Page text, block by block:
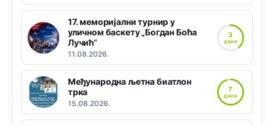
17. меморијални турнир у
уличном баскету „Богдан Боћа
Лучић“
11.08.2026.
3
ДАНА
Међународна љетна биатлон
трка
15.08.2026.
7
ДАНА